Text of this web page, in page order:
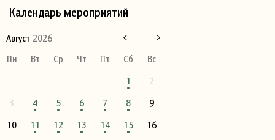
Календарь мероприятий
Август 2026
Пн
Вт Ср Чт Пт Сб
Вс
1
2
3
4 5 6 7 8
9
10
11 12 13 14 15
16